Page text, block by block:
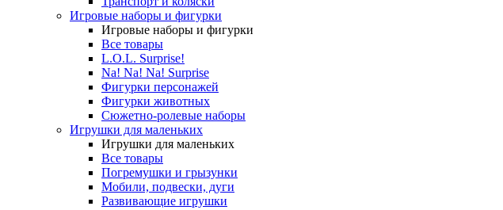
Игровые наборы и фигурки
Игровые наборы и фигурки
Все товары
L.O.L. Surprise!
Na! Na! Na! Surprise
Фигурки персонажей
Фигурки животных
Сюжетно-ролевые наборы
Игрушки для маленьких
Игрушки для маленьких
Все товары
Погремушки и грызунки
Мобили, подвески, дуги
Развивающие игрушки